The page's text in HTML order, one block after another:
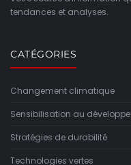
tendances et analyses.
CATÉGORIES
Changement climatique
Sensibilisation au
Stratégies de durabilité
Technologies vertes